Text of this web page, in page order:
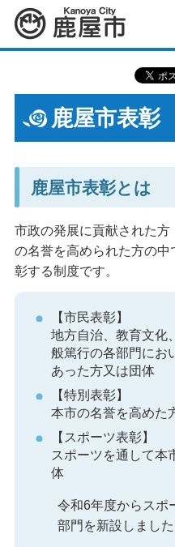
鹿屋市
鹿屋市表彰
鹿屋市表彰とは
市政の発展に貢献された
の名誉を高められた方の
彰する制度です。
【市民表彰】
地方自治、教育文化
般篤行の各部門にお
あった方又は団体
【特別表彰】
本市の名誉を高めた
【スポーツ表彰】
スポーツを通して本
体
令和6年度からスポ
部門を新設しました